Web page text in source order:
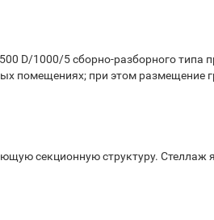
D/1000/5 сборно-разборного типа
помещениях; при этом размещение
секционную структуру. Стеллаж